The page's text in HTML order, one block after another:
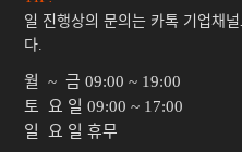
일 진행상의 문의는 카톡 기업채
다.
월 ~ 금 09:00 ~ 19:00
토 요 일 09:00 ~ 17:00
일 요 일 휴무